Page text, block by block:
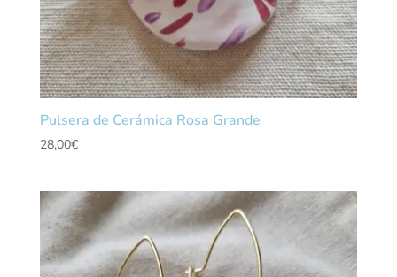
Pulsera de Cerámica Rosa Grande
28,00€